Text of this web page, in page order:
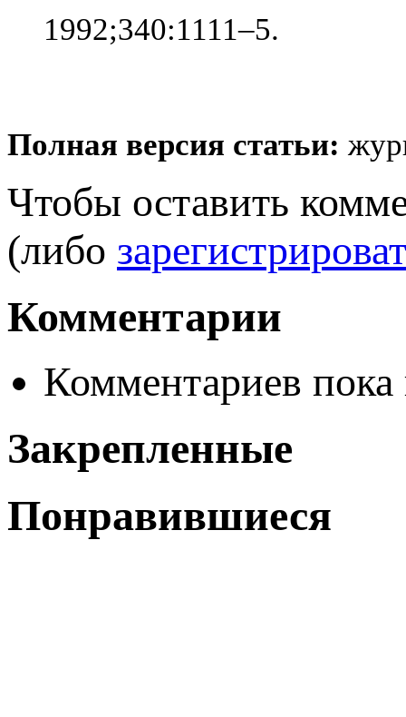
1992;340:1111–5.
Полная версия статьи:
Чтобы оставить
(либо
Комментарии
Комментариев пока
Закрепленные
Понравившиеся